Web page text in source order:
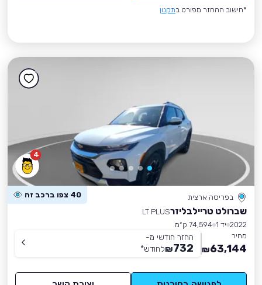
*חישוב ההחזר מפורט בתקנון
4
בפריסה ארצית 40 צפו ברכב זה
שברולט טריילבליזרLT PLUS
2022 יד 1
74,594 ק״מ
מחיר
63,144
₪
החזר חודשי מ-
732
₪לחודש*